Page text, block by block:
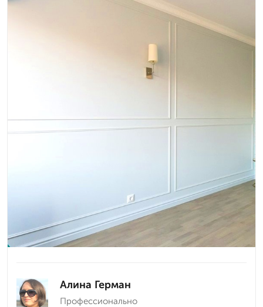
Алина Герман
Профессионально